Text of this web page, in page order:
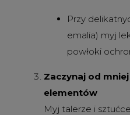
Przy
emalia) myj
powłoki
Zaczynaj od
elementów
Myj talerze i